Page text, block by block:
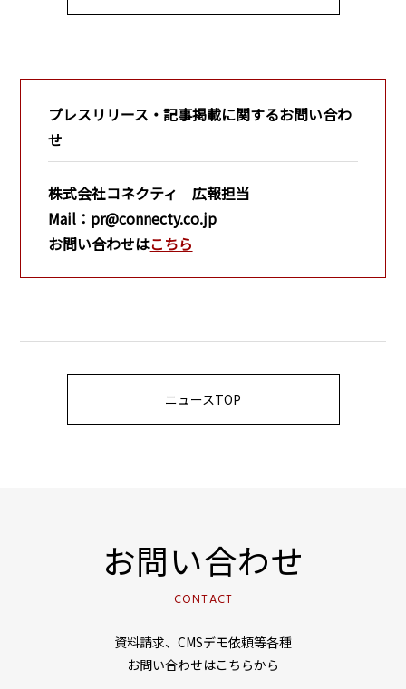
プレスリリース・記事掲載に関するお問い合わ
せ
株式会社コネクティ 広報担当
Mail：pr@connecty.co.jp
お問い合わせはこちら
ニュースTOP
お問い合わせ
CONTACT
資料請求、CMSデモ依頼等各種
お問い合わせはこちらから